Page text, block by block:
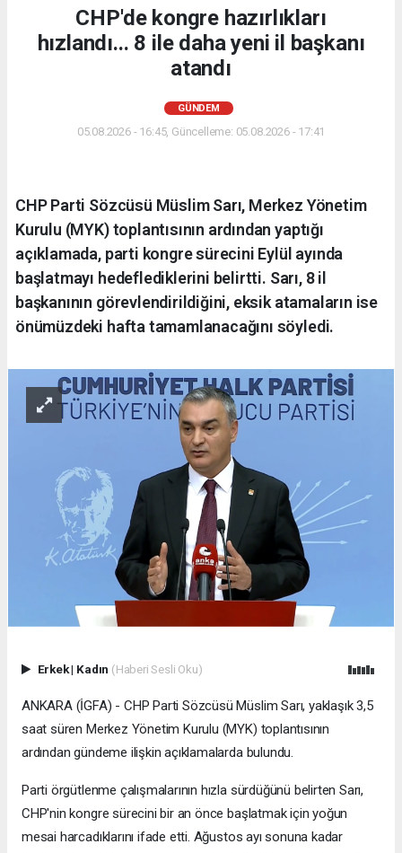
CHP'de kongre hazırlıkları
hızlandı... 8 ile daha yeni il başkanı
atandı
GÜNDEM
05.08.2026 - 16:45, Güncelleme: 05.08.2026 - 17:41
CHP Parti Sözcüsü Müslim Sarı, Merkez Yönetim
Kurulu (MYK) toplantısının ardından yaptığı
açıklamada, parti kongre sürecini Eylül ayında
başlatmayı hedeflediklerini belirtti. Sarı, 8 il
başkanının görevlendirildiğini, eksik atamaların ise
önümüzdeki hafta tamamlanacağını söyledi.
Erkek| Kadın (Haberi Sesli Oku)
ANKARA (İGFA) - CHP Parti Sözcüsü Müslim Sarı, yaklaşık 3,5
saat süren Merkez Yönetim Kurulu (MYK) toplantısının
ardından gündeme ilişkin açıklamalarda bulundu.
Parti örgütlenme çalışmalarının hızla sürdüğünü belirten Sarı,
CHP'nin kongre sürecini bir an önce başlatmak için yoğun
mesai harcadıklarını ifade etti. Ağustos ayı sonuna kadar